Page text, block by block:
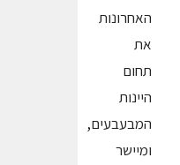
האחרונות
את
תחום
היינות
המבעבעים,
ומיישר